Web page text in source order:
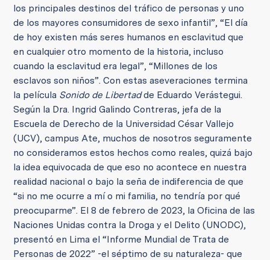
los principales destinos del tráfico de personas y uno
de los mayores consumidores de sexo infantil”, “El día
de hoy existen más seres humanos en esclavitud que
en cualquier otro momento de la historia, incluso
cuando la esclavitud era legal”, “Millones de los
esclavos son niños”. Con estas aseveraciones termina
la película Sonido de Libertadde Eduardo Verástegui.
Según la Dra. Ingrid Galindo Contreras, jefa de la
Escuela de Derecho de la Universidad César Vallejo
(UCV), campus Ate, muchos de nosotros seguramente
no consideramos estos hechos como reales, quizá bajo
la idea equivocada de que eso no acontece en nuestra
realidad nacional o bajo la seña de indiferencia de que
“si no me ocurre a mí o mi familia, no tendría por qué
preocuparme”. El 8 de febrero de 2023, la Oficina de las
Naciones Unidas contra la Droga y el Delito (UNODC),
presentó en Lima el “Informe Mundial de Trata de
Personas de 2022” -el séptimo de su naturaleza- que